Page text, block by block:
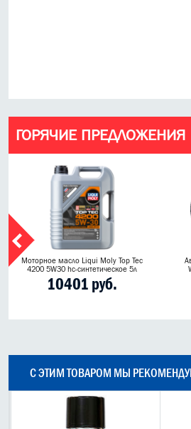
ГОРЯЧИЕ ПРЕДЛОЖЕНИЯ
Моторное масло Liqui Moly Top Tec
4200 5W30 hc-синтетическое 5л
10401 руб.
С ЭТИМ ТОВАРОМ МЫ